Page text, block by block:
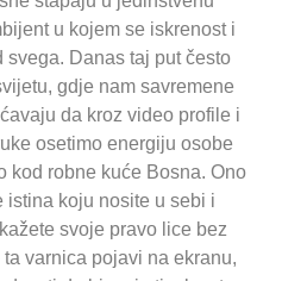
u kojem se iskrenost i
Danas taj put često
gdje nam savremene
da kroz video profile i
osetimo energiju osobe
kod robne kuće Bosna. Ono
istina koju nosite u sebi i
svoje pravo lice bez
varnica pojavi na ekranu,